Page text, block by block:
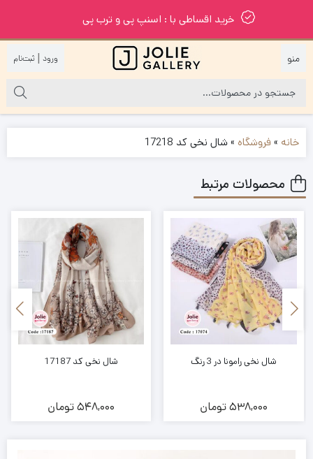
خرید اقساطی با : اسنپ پی و ترب پی
|
خانه »فروشگاه »شال نخی کد 17218
محصولات مرتبط
شال نخی رامونا در 3 رنگ
538,000تومان
شال نخی کد 17187
548,000تومان